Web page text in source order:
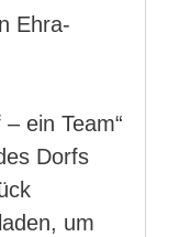
Ehra-
ein Team“
Dorfs
um